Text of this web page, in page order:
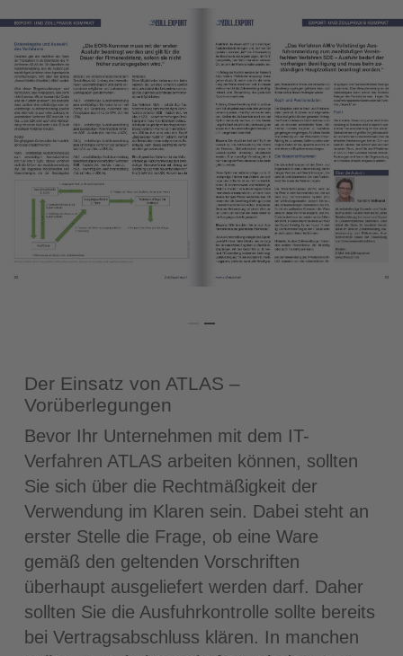
Der Einsatz von ATLAS –
Vorüberlegungen
Bevor Ihr Unternehmen mit dem IT-
Verfahren ATLAS arbeiten können, sollten
Sie sich über die Rechtmäßigkeit der
Verwendung im Klaren sein. Dabei steht an
erster Stelle die Frage, ob eine Ware
gemäß den geltenden Vorschriften
überhaupt ausgeliefert werden darf. Daher
sollten Sie die Ausfuhrkontrolle sollte bereits
bei Vertragsabschluss klären. In manchen